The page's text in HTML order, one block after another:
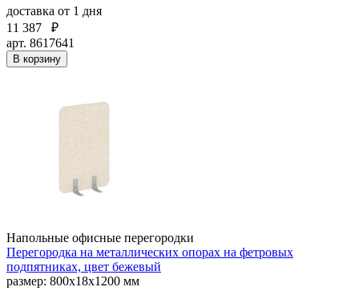
доставка от 1 дня
11 387
₽
арт. 8617641
В корзину
Напольные офисные перегородки
Перегородка на металлических опорах на фетровых
подпятниках, цвет бежевый
размер: 800x18x1200 мм